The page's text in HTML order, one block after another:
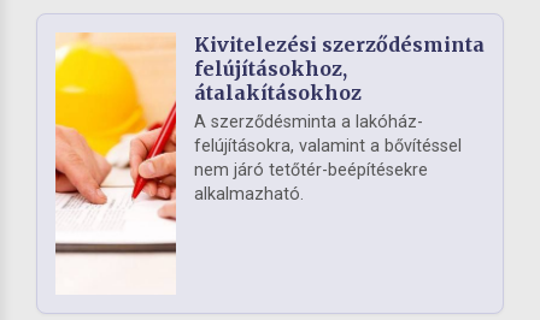
Kivitelezési szerződésminta
felújításokhoz,
átalakításokhoz
A szerződésminta a lakóház-
felújításokra, valamint a bővítéssel
nem járó tetőtér-beépítésekre
alkalmazható.